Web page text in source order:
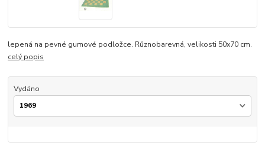
lepená na pevné gumové podložce. Různobarevná, velikosti 50x70 cm.
celý popis
Vydáno